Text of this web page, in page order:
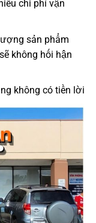
chi phí vận
sản phẩm
không hối hận
không có tiền lời